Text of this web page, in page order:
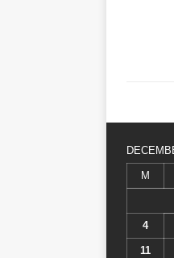
M
4
11